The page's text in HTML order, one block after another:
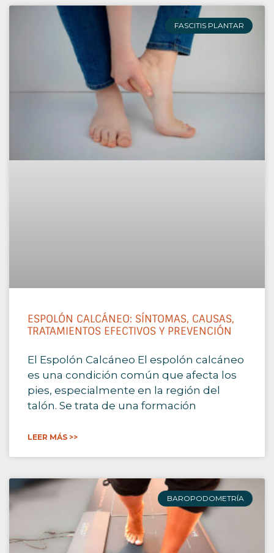
FASCITIS PLANTAR
ESPOLÓN CALCÁNEO: SÍNTOMAS, CAUSAS,
TRATAMIENTOS EFECTIVOS Y PREVENCIÓN
El Espolón Calcáneo El espolón calcáneo
es una condición común que afecta los
pies, especialmente en la región del
talón. Se trata de una formación
LEER MÁS >>
BAROPODOMETRÍA